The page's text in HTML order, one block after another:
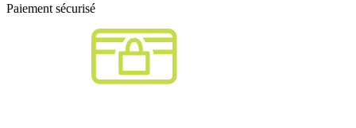
Paiement sécurisé